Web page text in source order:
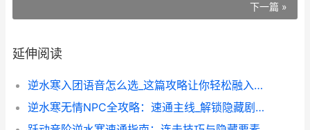
下一篇 »
延伸阅读
逆水寒入团语音怎么选_这篇攻略让你轻松融入帮会
逆水寒无情NPC全攻略：速通主线_解锁隐藏剧情的实用技巧